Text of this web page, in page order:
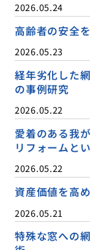
2026.05.24
高齢者の安全
2026.05.23
経年劣化した
の事例研究
2026.05.22
愛着のある我
リフォームと
2026.05.22
資産価値を高
2026.05.21
特殊な窓への